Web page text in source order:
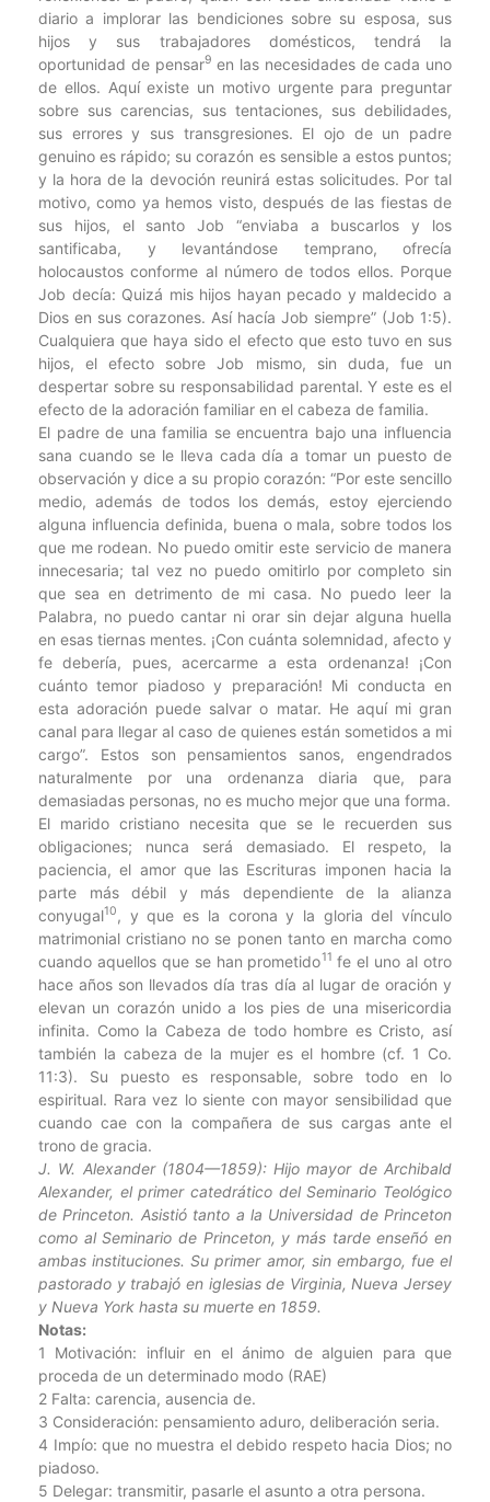
diario a implorar las bendiciones sobre su esposa, sus
hijos y sus trabajadores domésticos, tendrá la
oportunidad de pensar9 en las necesidades de cada uno
de ellos. Aquí existe un motivo urgente para preguntar
sobre sus carencias, sus tentaciones, sus debilidades,
sus errores y sus transgresiones. El ojo de un padre
genuino es rápido; su corazón es sensible a estos puntos;
y la hora de la devoción reunirá estas solicitudes. Por tal
motivo, como ya hemos visto, después de las fiestas de
sus hijos, el santo Job “enviaba a buscarlos y los
santificaba, y levantándose temprano, ofrecía
holocaustos conforme al número de todos ellos. Porque
Job decía: Quizá mis hijos hayan pecado y maldecido a
Dios en sus corazones. Así hacía Job siempre” (Job 1:5).
Cualquiera que haya sido el efecto que esto tuvo en sus
hijos, el efecto sobre Job mismo, sin duda, fue un
despertar sobre su responsabilidad parental. Y este es el
efecto de la adoración familiar en el cabeza de familia.
El padre de una familia se encuentra bajo una influencia
sana cuando se le lleva cada día a tomar un puesto de
observación y dice a su propio corazón: “Por este sencillo
medio, además de todos los demás, estoy ejerciendo
alguna influencia definida, buena o mala, sobre todos los
que me rodean. No puedo omitir este servicio de manera
innecesaria; tal vez no puedo omitirlo por completo sin
que sea en detrimento de mi casa. No puedo leer la
Palabra, no puedo cantar ni orar sin dejar alguna huella
en esas tiernas mentes. ¡Con cuánta solemnidad, afecto y
fe debería, pues, acercarme a esta ordenanza! ¡Con
cuánto temor piadoso y preparación! Mi conducta en
esta adoración puede salvar o matar. He aquí mi gran
canal para llegar al caso de quienes están sometidos a mi
cargo”. Estos son pensamientos sanos, engendrados
naturalmente por una ordenanza diaria que, para
demasiadas personas, no es mucho mejor que una forma.
El marido cristiano necesita que se le recuerden sus
obligaciones; nunca será demasiado. El respeto, la
paciencia, el amor que las Escrituras imponen hacia la
parte más débil y más dependiente de la alianza
conyugal10, y que es la corona y la gloria del vínculo
matrimonial cristiano no se ponen tanto en marcha como
cuando aquellos que se han prometido11 fe el uno al otro
hace años son llevados día tras día al lugar de oración y
elevan un corazón unido a los pies de una misericordia
infinita. Como la Cabeza de todo hombre es Cristo, así
también la cabeza de la mujer es el hombre (cf. 1 Co.
11:3). Su puesto es responsable, sobre todo en lo
espiritual. Rara vez lo siente con mayor sensibilidad que
cuando cae con la compañera de sus cargas ante el
trono de gracia.
J. W. Alexander (1804—1859): Hijo mayor de Archibald
Alexander, el primer catedrático del Seminario Teológico
de Princeton. Asistió tanto a la Universidad de Princeton
como al Seminario de Princeton, y más tarde enseñó en
ambas instituciones. Su primer amor, sin embargo, fue el
pastorado y trabajó en iglesias de Virginia, Nueva Jersey
y Nueva York hasta su muerte en 1859.
Notas:
1 Motivación: influir en el ánimo de alguien para que
proceda de un determinado modo (RAE)
2 Falta: carencia, ausencia de.
3 Consideración: pensamiento aduro, deliberación seria.
4 Impío: que no muestra el debido respeto hacia Dios; no
piadoso.
5 Delegar: transmitir, pasarle el asunto a otra persona.